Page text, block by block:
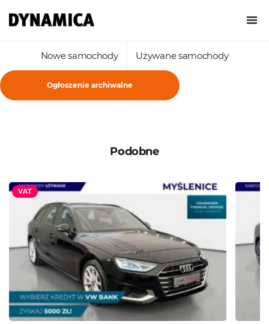
Nowe samochody Używane samochody
Ogłoszenie archiwalne
Podobne
VAT